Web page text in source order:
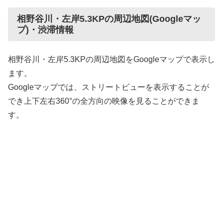
相野谷川・左岸5.3KPの周辺地図(Googleマッ
プ)・渋滞情報
相野谷川・左岸5.3KPの周辺地図をGoogleマップで表示し
ます。
Googleマップでは、ストリートビューを表示することが
でき上下左右360°の全方向の映像を見ることができま
す。